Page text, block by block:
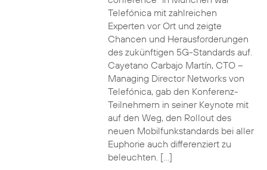
Telefónica mit zahlreichen
Experten vor Ort und zeigte
Chancen und Herausforderungen
des zukünftigen 5G-Standards auf.
Cayetano Carbajo Martín, CTO –
Managing Director Networks von
Telefónica, gab den Konferenz-
Teilnehmern in seiner Keynote mit
auf den Weg, den Rollout des
neuen Mobilfunkstandards bei aller
Euphorie auch differenziert zu
beleuchten. […]